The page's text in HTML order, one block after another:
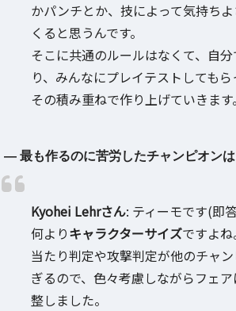
かパンチとか、技によって気持ち
くると思うんです。
そこに共通のルールはなくて、自
り、みんなにプレイテストしてもら
その積み重ねで作り上げていきます。
― 最も作るのに苦労したチャンピオンは
Kyohei Lehrさん: ティーモです(即
何よりキャラクターサイズですよね
当たり判定や攻撃判定が他のチャ
ぎるので、色々考慮しながらフェ
整しました。